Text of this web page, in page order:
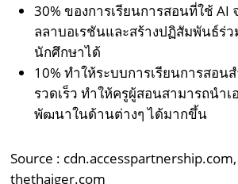
30% ของการเรียนการสอนที่ใช้ AI
ลลาบอเรชันและสร้างปฏิสัมพันธ์ร่
นักศึกษาได้
10% ทำให้ระบบการเรียนการสอน
รวดเร็ว ทำให้ครูผู้สอนสามารถนำเ
พัฒนาในด้านต่างๆ ได้มากขึ้น
Source :
thethaiger.com